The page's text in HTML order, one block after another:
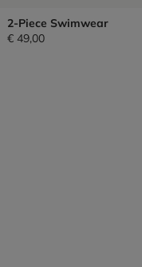
2-Piece Swimwear
€ 49,00